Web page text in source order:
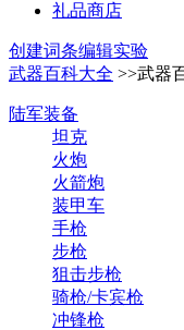
礼品商店
创建词条编辑实验
武器百科大全 >>武器
陆军装备
坦克
火炮
火箭炮
装甲车
手枪
步枪
狙击步枪
骑枪/卡宾枪
冲锋枪